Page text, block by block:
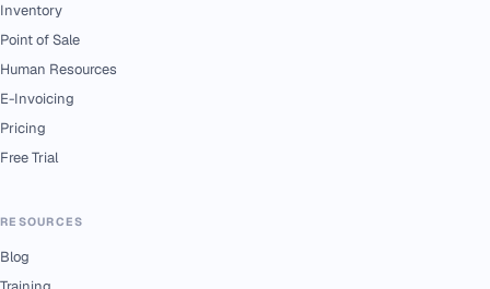
Inventory
Point of Sale
Human Resources
E-Invoicing
Pricing
Free Trial
RESOURCES
Blog